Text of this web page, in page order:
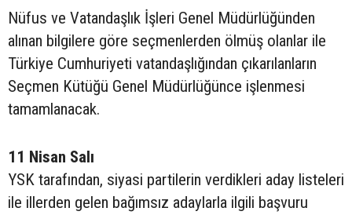
Nüfus ve Vatandaşlık İşleri Genel Müdürlüğünden
alınan bilgilere göre seçmenlerden ölmüş olanlar ile
Türkiye Cumhuriyeti vatandaşlığından çıkarılanların
Seçmen Kütüğü Genel Müdürlüğünce işlenmesi
tamamlanacak.
11 Nisan Salı
YSK tarafından, siyasi partilerin verdikleri aday listeleri
ile illerden gelen bağımsız adaylarla ilgili başvuru